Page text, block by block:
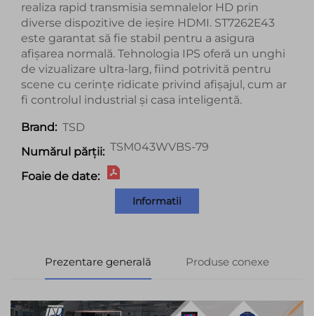
realiza rapid transmisia semnalelor HD prin
diverse dispozitive de ieșire HDMI. ST7262E43
este garantat să fie stabil pentru a asigura
afișarea normală. Tehnologia IPS oferă un unghi
de vizualizare ultra-larg, fiind potrivită pentru
scene cu cerințe ridicate privind afișajul, cum ar
fi controlul industrial și casa inteligentă.
Brand: TSD
Numărul părții: TSM043WVBS-79
Foaie de date:
Informatii
Prezentare generală Produse conexe